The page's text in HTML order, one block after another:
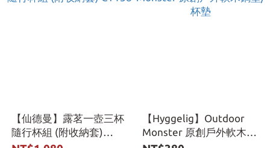
【仙德曼】露茗一壺三杯
隨行杯組 (附收納套)
【Hyggelig】Outdoor
Monster 原創戶外軟木鍋